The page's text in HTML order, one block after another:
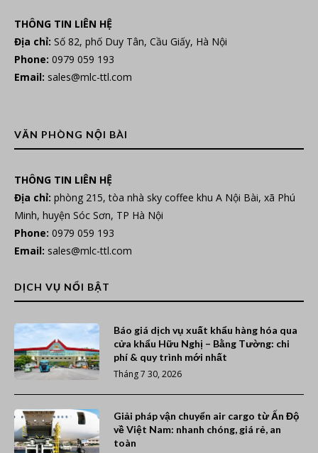
THÔNG TIN LIÊN HỆ
Địa chỉ: Số 82, phố Duy Tân, Cầu Giấy, Hà Nội
Phone: 0979 059 193
Email: sales@mlc-ttl.com
VĂN PHÒNG NỘI BÀI
THÔNG TIN LIÊN HỆ
Địa chỉ: phòng 215, tòa nhà sky coffee khu A Nội Bài, xã Phú
Minh, huyện Sóc Sơn, TP Hà Nội
Phone: 0979 059 193
Email: sales@mlc-ttl.com
DỊCH VỤ NỔI BẬT
Báo giá dịch vụ xuất khẩu hàng hóa qua
cửa khẩu Hữu Nghị – Bằng Tường: chi
phí & quy trình mới nhất
Tháng 7 30, 2026
Giải pháp vận chuyển air cargo từ Ấn Độ
về Việt Nam: nhanh chóng, giá rẻ, an
toàn